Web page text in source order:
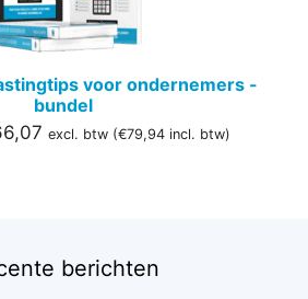
voor ondernemers -
bundel
Huidige
excl. btw (€79,94incl. btw)
berichten